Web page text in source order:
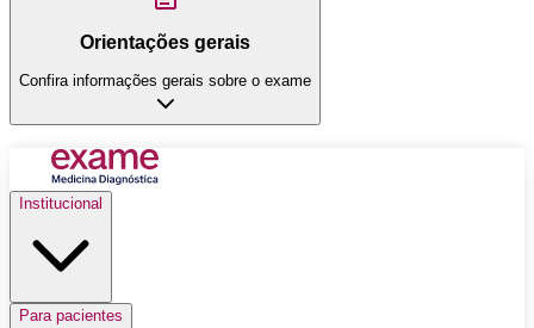
Orientações gerais
Confira informações gerais sobre o exame
Institucional
Para pacientes